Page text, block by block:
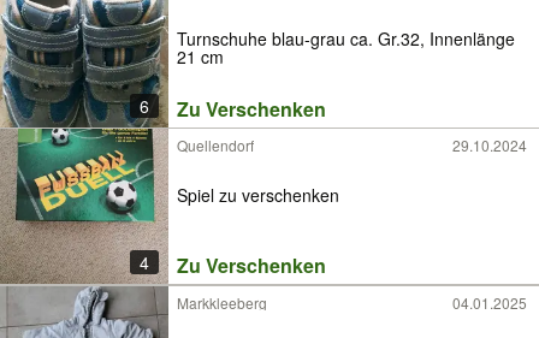
6
Turnschuhe blau-grau ca. Gr.32, Innenlänge
21 cm
Zu Verschenken
4
Quellendorf 29.10.2024
Spiel zu verschenken
Zu Verschenken
Markkleeberg 04.01.2025